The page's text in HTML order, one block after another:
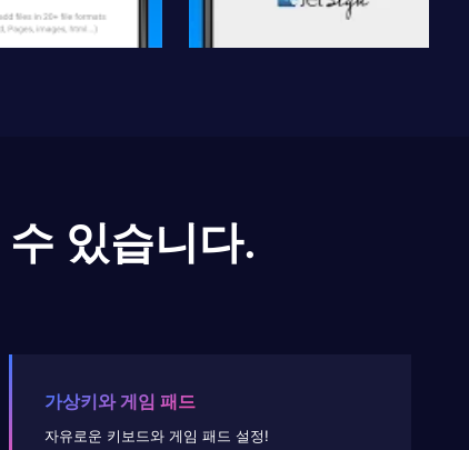
있습니다.
가상키와 게임 패드
자유로운 키보드와 게임 패드 설정!